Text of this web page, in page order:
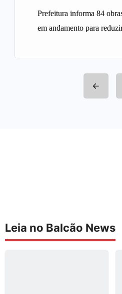
Prefeitura informa 84
em andamento para
Horizonte…
Leia no Balcão News